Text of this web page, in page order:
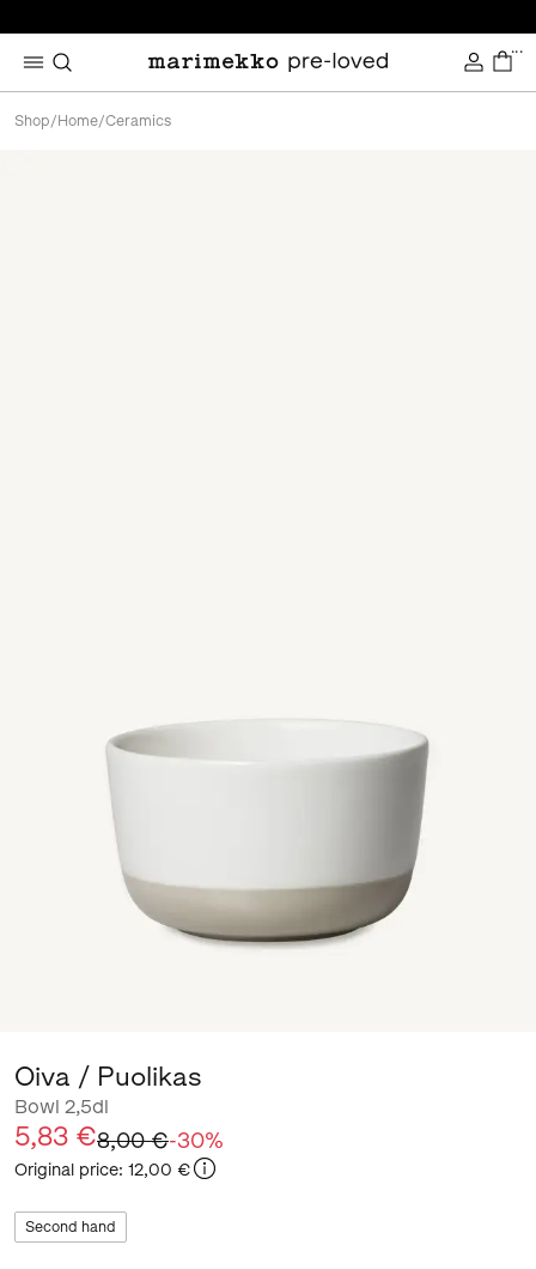
...
Shop/ Home/Ceramics
Oiva / Puolikas
Bowl 2,5dl
5,83 €8,00 €-30%
Original price: 12,00 €
Second hand